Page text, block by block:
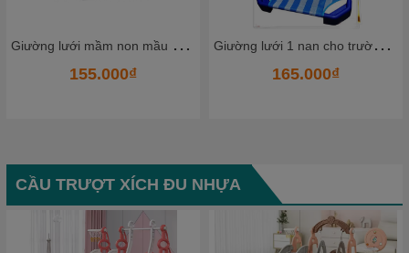
G
iường lưới mầm non mầu sọc xanh trắng - không nan G
iường lưới 1 nan cho trường mầm non Bàn nhựa đúc hình
CẦU TRƯỢT XÍCH ĐU NHỰA